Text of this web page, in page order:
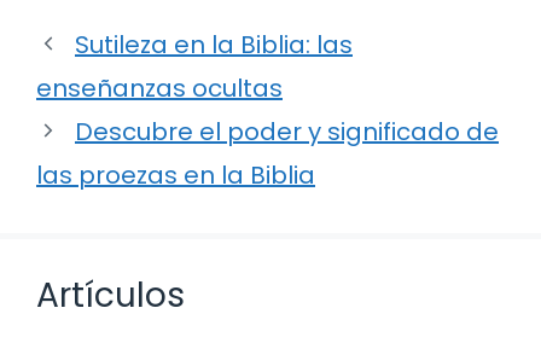
Sutileza en la Biblia: las
enseñanzas ocultas
Descubre el poder y significado de
las proezas en la Biblia
Artículos